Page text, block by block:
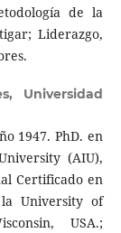
de la
Liderazgo,
Universidad
1947. PhD. en
(AIU),
Certificado en
University of
USA.;